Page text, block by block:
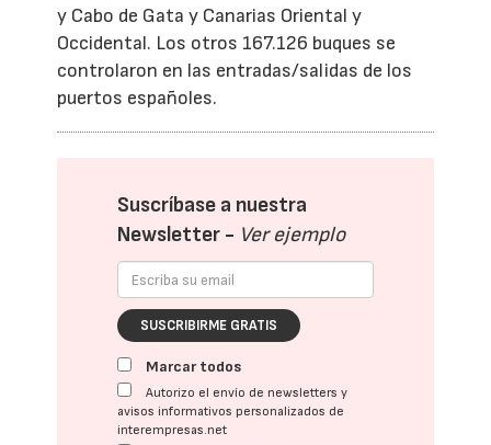
y Cabo de Gata y Canarias Oriental y
Occidental. Los otros 167.126 buques se
controlaron en las entradas/salidas de los
puertos españoles.
Suscríbase a nuestra
Newsletter - Ver ejemplo
SUSCRIBIRME GRATIS
Marcar todos
Autorizo el envío de newsletters y
avisos informativos personalizados de
interempresas.net